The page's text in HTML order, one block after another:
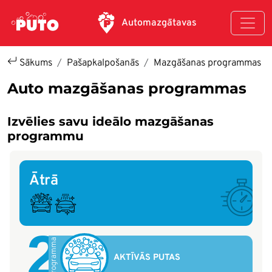
Automazgātavas
Sākums Pašapkalpošanās Mazgāšanas programmas
Auto mazgāšanas programmas
Izvēlies savu ideālo mazgāšanas
programmu
Ātrā
2
Programma AKTĪVĀS PUTAS